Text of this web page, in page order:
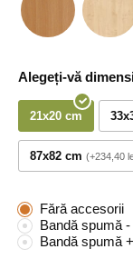
Alegeți-vă
21x20 cm
87x82 cm
Fără accesorii
Bandă spumă
Bandă spumă